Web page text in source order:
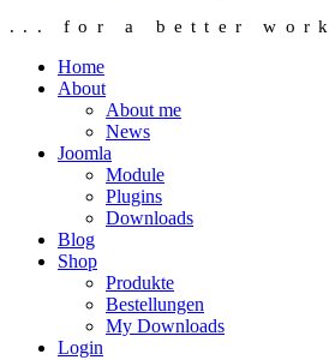
... for a better work
Home
About
About me
News
Joomla
Module
Plugins
Downloads
Blog
Shop
Produkte
Bestellungen
My Downloads
Login